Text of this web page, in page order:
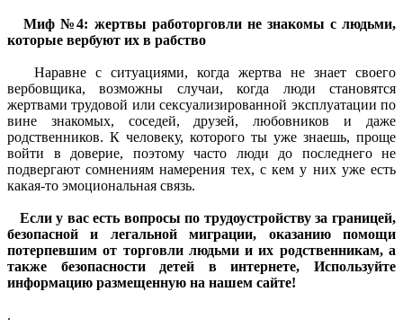
Миф №4: жертвы работорговли не знакомы с людьми,
которые вербуют их в рабство
Наравне с ситуациями, когда жертва не знает своего
вербовщика, возможны случаи, когда люди становятся
жертвами трудовой или сексуализированной эксплуатации по
вине знакомых, соседей, друзей, любовников и даже
родственников. К человеку, которого ты уже знаешь, проще
войти в доверие, поэтому часто люди до последнего не
подвергают сомнениям намерения тех, с кем у них уже есть
какая-то эмоциональная связь.
Если у вас есть вопросы по трудоустройству за границей,
безопасной и легальной миграции, оказанию помощи
потерпевшим от торговли людьми и их родственникам, а
также безопасности детей в интернете, Используйте
информацию размещенную на нашем сайте!
.